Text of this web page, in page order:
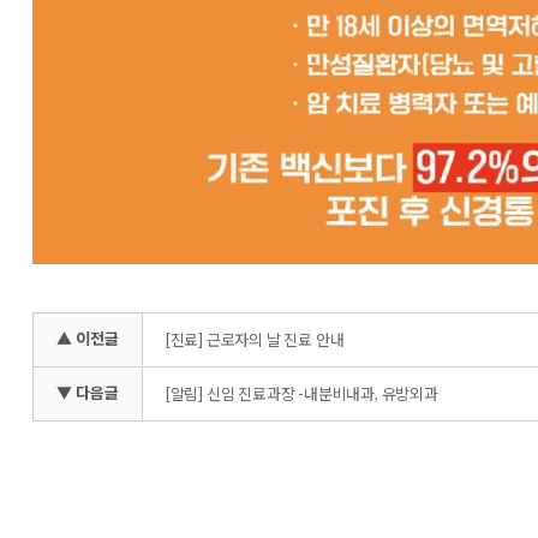
▲ 이전글 [진료] 근로자의 날 진료 안내
▼ 다음글 [알림] 신임 진료과장 -내분비내과, 유방외과